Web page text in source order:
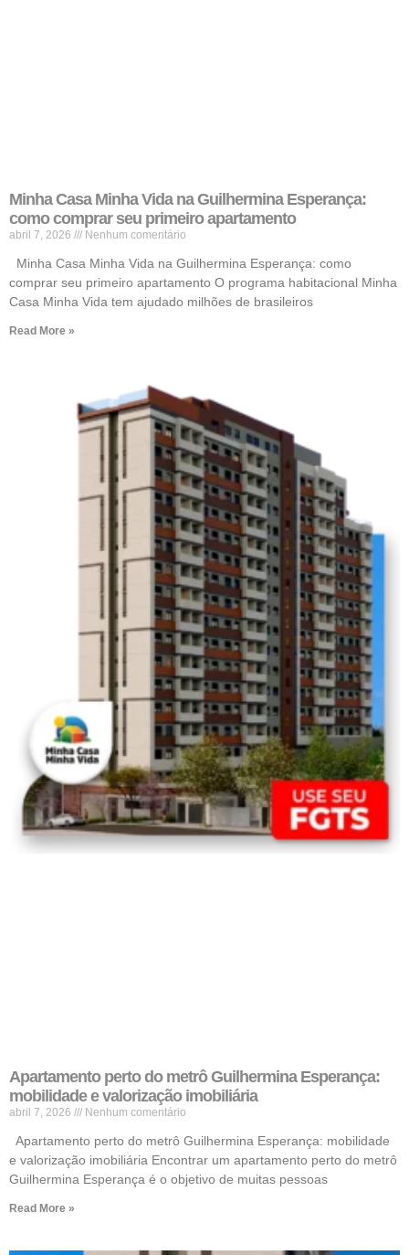
Minha Casa Minha Vida na Guilhermina Esperança:
como comprar seu primeiro apartamento
abril 7, 2026 Nenhum comentário
Minha Casa Minha Vida na Guilhermina Esperança: como
comprar seu primeiro apartamento O programa habitacional Minha
Casa Minha Vida tem ajudado milhões de brasileiros
Read More »
Apartamento perto do metrô Guilhermina Esperança:
mobilidade e valorização imobiliária
abril 7, 2026 Nenhum comentário
Apartamento perto do metrô Guilhermina Esperança: mobilidade
e valorização imobiliária Encontrar um apartamento perto do metrô
Guilhermina Esperança é o objetivo de muitas pessoas
Read More »